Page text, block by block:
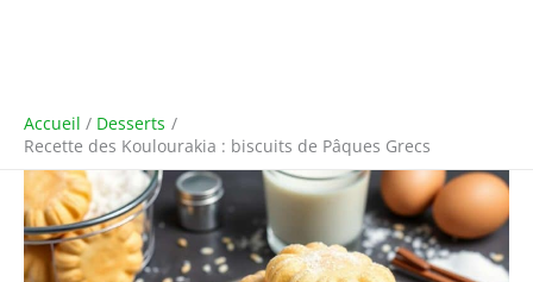
Accueil
Desserts
Recette des Koulourakia : biscuits de Pâques Grecs